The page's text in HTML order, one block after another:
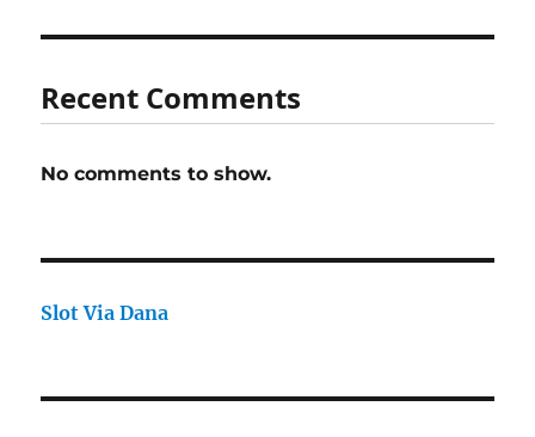
Recent Comments
No comments to show.
Slot Via Dana